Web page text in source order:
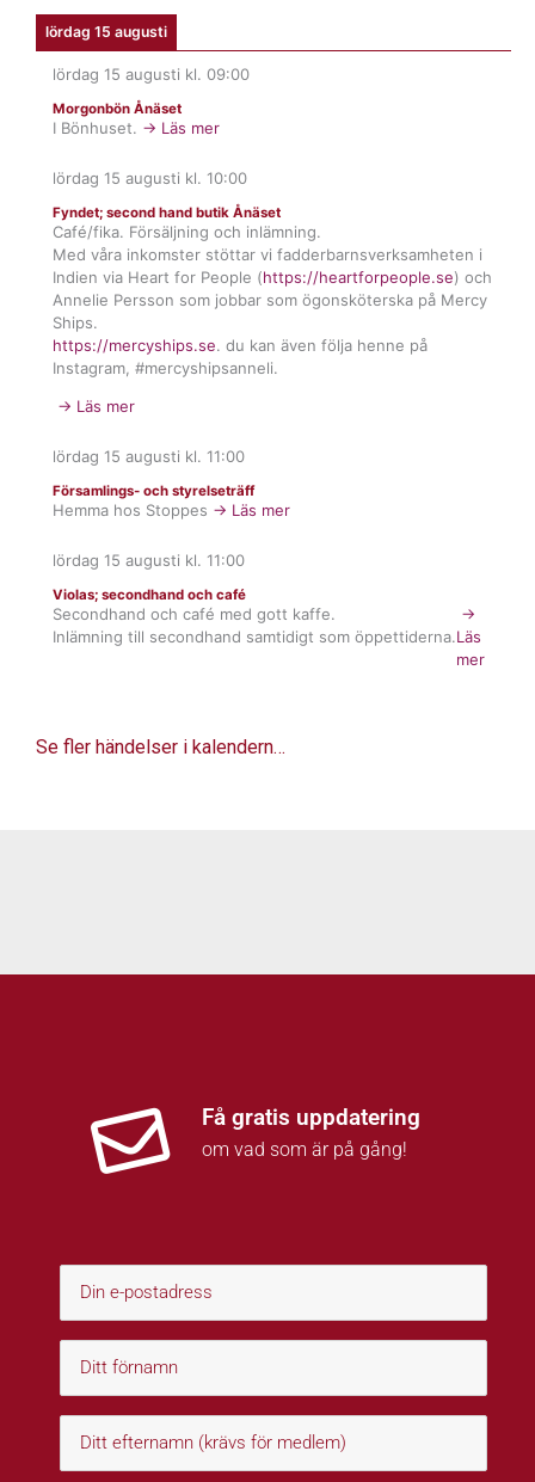
lördag 15 augusti
lördag 15 augusti kl. 09:00
Morgonbön Ånäset
I Bönhuset. → Läs mer
lördag 15 augusti kl. 10:00
Fyndet; second hand butik Ånäset
Café/fika. Försäljning och inlämning.
Med våra inkomster stöttar vi fadderbarnsverksamheten i
Indien via Heart for People (https://heartforpeople.se) och
Annelie Persson som jobbar som ögonsköterska på Mercy
Ships.
https://mercyships.se. du kan även följa henne på
Instagram, #mercyshipsanneli.
→ Läs mer
lördag 15 augusti kl. 11:00
Församlings- och styrelseträff
Hemma hos Stoppes → Läs mer
lördag 15 augusti kl. 11:00
Violas; secondhand och café
Secondhand och café med gott kaffe.
Inlämning till secondhand samtidigt som öppettiderna.
→
Läs
mer
Se fler händelser i kalendern…
Få gratis uppdatering
om vad som är på gång!